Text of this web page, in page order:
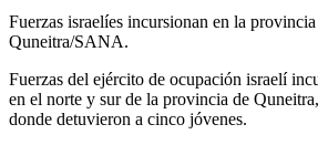
Fuerzas israelíes incursionan en la
Quneitra/SANA.
Fuerzas del ejército de ocupación israelí
en el norte y sur de la provincia de
donde detuvieron a cinco jóvenes.